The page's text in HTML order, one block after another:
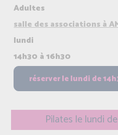
Adultes
salle des associations à
lundi
14h30 à 16h30
Pilates le lundi